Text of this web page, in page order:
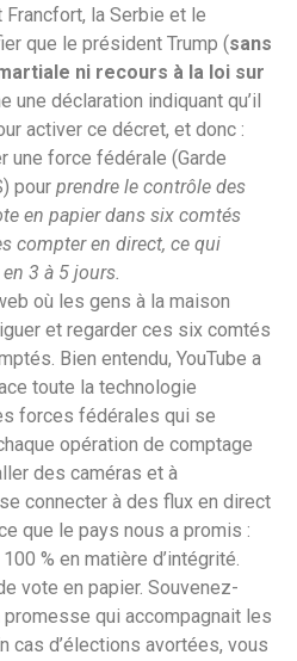
la Serbie et le
que le président Trump (sans
ni recours à la loi sur
une déclaration indiquant qu’il
activer ce décret, et donc :
une force fédérale (Garde
pour prendre le contrôle des
en papier dans six comtés
compter en direct, ce qui
3 à 5 jours.
où les gens à la maison
et regarder ces six comtés
Bien entendu, YouTube a
toute la technologie
forces fédérales qui se
opération de comptage
des caméras et à
connecter à des flux en direct
que le pays nous a promis :
% en matière d’intégrité.
vote en papier. Souvenez-
promesse qui accompagnait les
cas d’élections avortées, vous